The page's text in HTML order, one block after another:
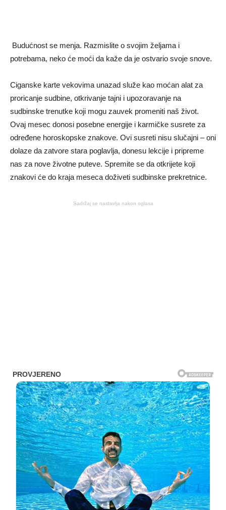
Budućnost se menja. Razmislite o svojim željama i
potrebama, neko će moći da kaže da je ostvario svoje snove.
Ciganske karte vekovima unazad služe kao moćan alat za
proricanje sudbine, otkrivanje tajni i upozoravanje na
sudbinske trenutke koji mogu zauvek promeniti naš život.
Ovaj mesec donosi posebne energije i karmičke susrete za
određene horoskopske znakove. Ovi susreti nisu slučajni – oni
dolaze da zatvore stara poglavlja, donesu lekcije i pripreme
nas za nove životne puteve. Spremite se da otkrijete koji
znakovi će do kraja meseca doživeti sudbinske prekretnice.
Sadržaj se nastavlja nakon oglasa